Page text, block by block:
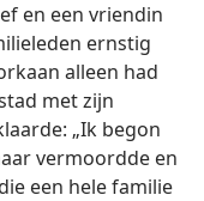
en een vriendin
ernstig
alleen had
met zijn
„Ik begon
vermoordde en
een hele familie